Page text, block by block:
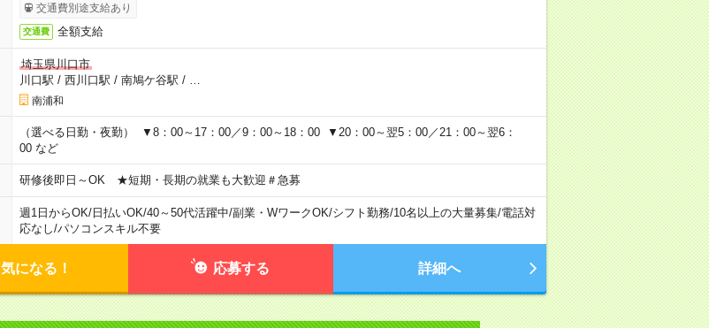
交通費別途支給あり
交通費 全額支給
埼玉県川口市
川口駅 / 西川口駅 / 南鳩ケ谷駅 /
南浦和
（選べる日勤・夜勤） ▼8：00～17：00／9：00～18：00 ▼20：00～翌5：00／21：00～翌6：
00 など
研修後即日～OK ★短期・長期の就業も大歓迎＃急募
週1日からOK/日払いOK/40～50代活躍中/副業・WワークOK/シフト勤務/10名以上の大量募集/電話対
応なし/パソコンスキル不要
気になる！ 応募する 詳細へ